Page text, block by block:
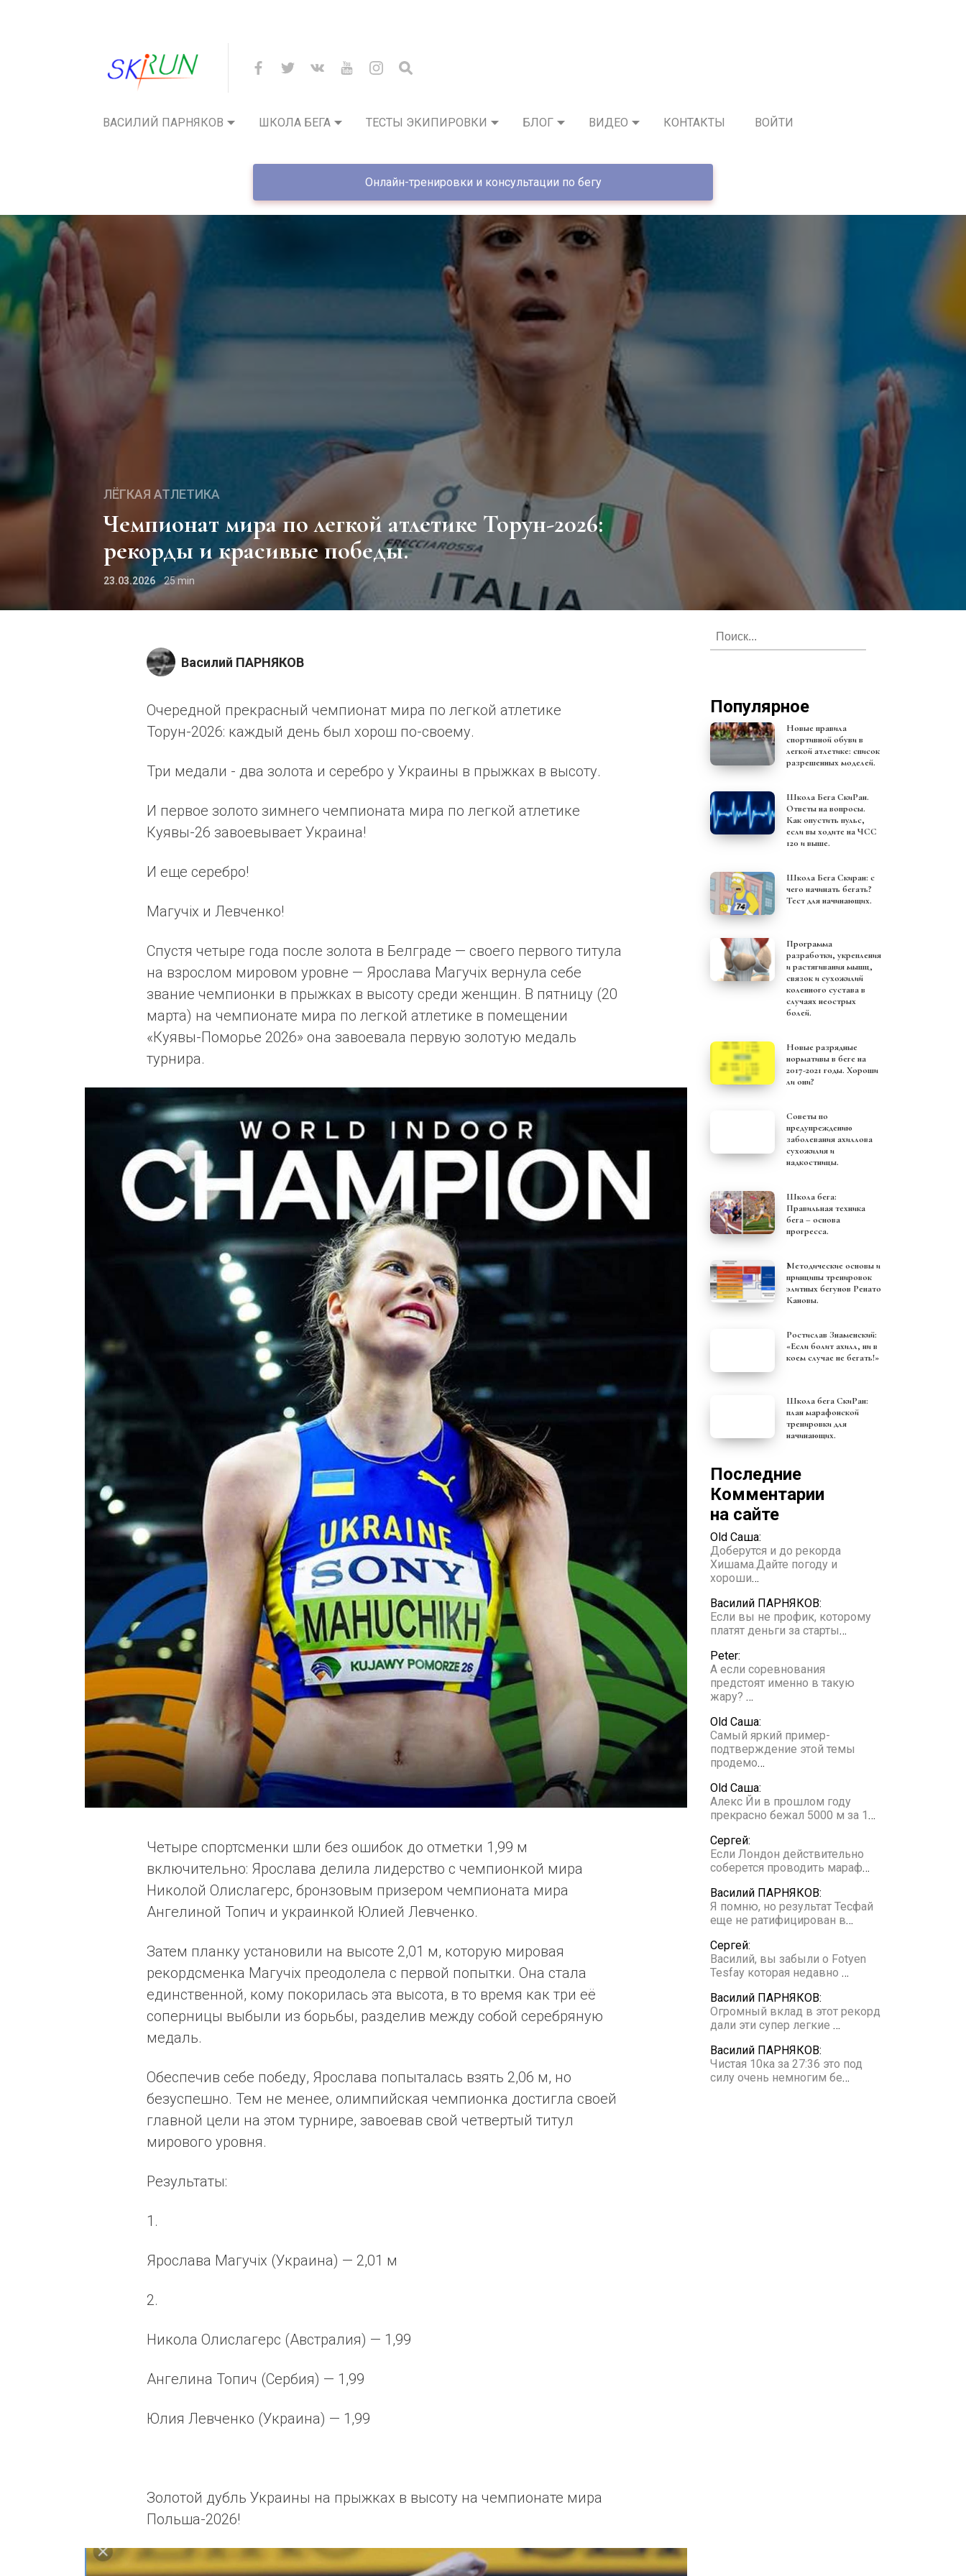
ВАСИЛИЙ ПАРНЯКОВ ШКОЛА БЕГА ТЕСТЫ ЭКИПИРОВКИ БЛОГ ВИДЕО КОНТАКТЫ ВОЙТИ
Онлайн-тренировки и консультации по бегу
ЛЁГКАЯ АТЛЕТИКА
Чемпионат мира по легкой атлетике Торун-2026:
рекорды и красивые победы.
23.03.2026 25
Василий ПАРНЯКОВ
Очередной прекрасный чемпионат мира по легкой атлетике
Торун-2026: каждый день был хорош по-своему.
Три медали - два золота и серебро у Украины в прыжках в высоту.
И первое золото зимнего чемпионата мира по легкой атлетике
Куявы-26 завоевывает Украина!
И еще серебро!
Магучiх и Левченко!
Спустя четыре года после золота в Белграде — своего первого титула
на взрослом мировом уровне — Ярослава Магучix вернула себе
звание чемпионки в прыжках в высоту среди женщин. В пятницу (20
марта) на чемпионате мира по легкой атлетике в помещении
«Куявы-Поморье 2026» она завоевала первую золотую медаль
турнира.
Четыре спортсменки шли без ошибок до отметки 1,99 м
включительно: Ярослава делила лидерство с чемпионкой мира
Николой Олислагерс, бронзовым призером чемпионата мира
Ангелиной Топич и украинкой Юлией Левченко.
Затем планку установили на высоте 2,01 м, которую мировая
рекордсменка Магучix преодолела с первой попытки. Она стала
единственной, кому покорилась эта высота, в то время как три её
соперницы выбыли из борьбы, разделив между собой серебряную
медаль.
Обеспечив себе победу, Ярослава попыталась взять 2,06 м, но
безуспешно. Тем не менее, олимпийская чемпионка достигла своей
главной цели на этом турнире, завоевав свой четвертый титул
мирового уровня.
Результаты:
1.
Ярослава Магучix (Украина) — 2,01 м
2.
Никола Олислагерс (Австралия) — 1,99
Ангелина Топич (Сербия) — 1,99
Юлия Левченко (Украина) — 1,99
Золотой дубль Украины на прыжках в высоту на чемпионате мира
Польша-2026!
Популярное
Новые правила
спортивной обуви в
легкой атлетике: список
разрешенных моделей.
Школа Бега СкиРан.
Ответы на вопросы.
Как опустить пульс,
если вы ходите на ЧСС
120 и выше.
Школа Бега Скиран: с
чего начинать бегать?
Тест для начинающих.
Программа
разработки, укрепления
и растягивания мышц,
связок и сухожилий
коленного сустава в
случаях неострых
болей.
Новые разрядные
нормативы в беге на
2017-2021 годы. Хороши
ли они?
Советы по
предупреждению
заболевания ахиллова
сухожилия и
надкостницы.
Школа бега:
Правильная техника
бега – основа
прогресса.
Методические основы и
принципы тренировок
элитных бегунов Ренато
Кановы.
Ростислав Знаменский:
«Если болит ахилл, ни в
коем случае не бегать!»
Школа бега СкиРан:
план марафонской
тренировки для
начинающих.
Последние
Комментарии
на сайте
Old Саша:
Доберутся и до рекорда
Хишама.Дайте погоду и
хороши…
Василий ПАРНЯКОВ:
Если вы не профик, которому
платят деньги за старты…
Peter:
А если соревнования
предстоят именно в такую
жару? …
Old Саша:
Самый яркий пример-
подтверждение этой темы
продемо…
Old Саша:
Алекс Йи в прошлом году
прекрасно бежал 5000 м за 1…
Сергей:
Если Лондон действительно
соберется проводить мараф…
Василий ПАРНЯКОВ:
Я помню, но результат Тесфай
еще не ратифицирован в…
Сергей:
Василий, вы забыли о Fotyen
Tesfay которая недавно …
Василий ПАРНЯКОВ:
Огромный вклад в этот рекорд
дали эти супер легкие …
Василий ПАРНЯКОВ:
Чистая 10ка за 27:36 это под
силу очень немногим бе…